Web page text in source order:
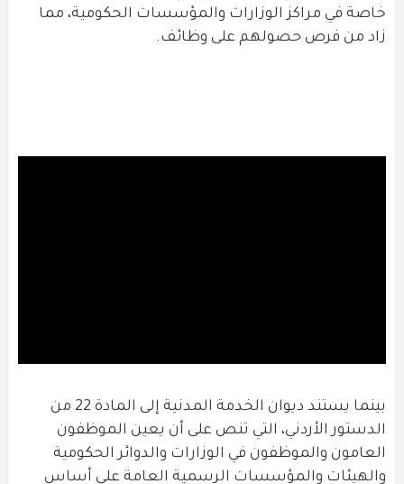
خاصة في مراكز الوزارات والمؤسسات الحكومية، مما
زاد من فرص حصولهم على وظائف.
بينما يستند ديوان الخدمة المدنية إلى المادة 22 من
الدستور الأردني، التي تنص على أن يعين الموظفون
العامون والموظفون في الوزارات والدوائر الحكومية
والهيئات والمؤسسات الرسمية العامة على أساس